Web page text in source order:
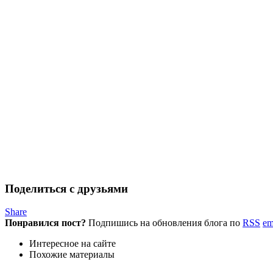
Поделиться с друзьями
Share
Понравился пост? Подпишись на обновления блога по RSS
Интересное на сайте
Похожие материалы